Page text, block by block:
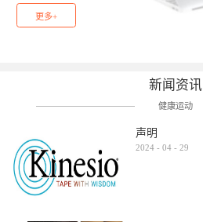
更多+
新闻资讯
健康运动
声明
2024 - 04 - 29